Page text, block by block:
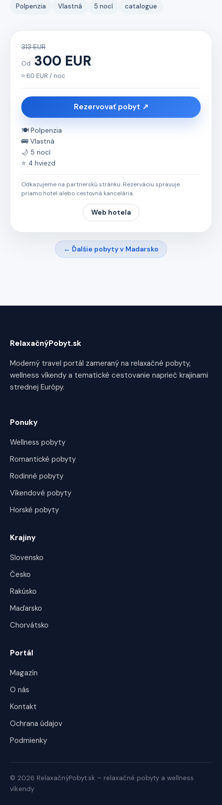
Polpenzia Vlastná 5 nocí catalogue
313 EUR
Od 300 EUR
≈ 60 EUR / noc
Rezervovať pobyt ↗
🍽️ Polpenzia
🚌 Vlastná
🌙 5 nocí
⭐ 4 hviezd
Odkazujeme na partnerskú stránku. Rezerváciu spravuje
priamo hotel alebo cestovná kancelária.
Web hotela
← Ďalšie pobyty v Madarsko
RelaxačnýPobyt.sk
Moderný travel portál zameraný na relaxačné pobyty,
wellness víkendy a tematické cestovanie naprieč krajinami
strednej Európy.
Ponuky
Wellness pobyty
Romantické pobyty
Rodinné pobyty
Víkendové pobyty
Horské pobyty
Krajiny
Slovensko
Česko
Rakúsko
Maďarsko
Chorvátsko
Portál
Magazín
O nás
Kontakt
Ochrana údajov
Podmienky
© 2026 RelaxačnýPobyt.sk – relaxačné pobyty a wellness
víkendy